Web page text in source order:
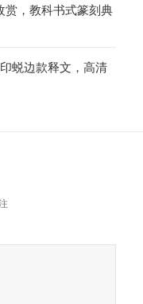
赏，教科书式篆刻典
蜕边款释文，高清